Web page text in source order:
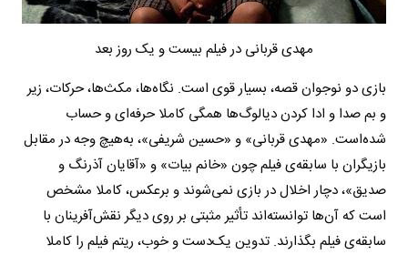
مهدی قربانی در فیلم بیست و یک روز بعد
بازی دو نوجوان قصه، بسیار قوی‌ است. نگاه‌ها، مکث‌ها، حرکات، زیر
و بم صدا و ادا کردن دیالوگ‌ها همگی کاملا حرفه‌ای و حساب
شده‌است. «مهدی قربانی» و «حسین شریفی»، به‌هیچ وجه در مقابل
بازیگران با سابقه‌ی فیلم چون «خانم بیات» و «آقایان آذرنگ و
صدیق»، دچار اخلال در بازی نمی‌شوند و برعکس، کاملا مشخص
است که آن‌ها توانسته‌اند تأثیر مثبتی بر روی دیگر نقش‌آفرینان با
سابقه‌ی فیلم بگذارند. تدوین یک‌دست و خوب، ریتم فیلم را کاملا